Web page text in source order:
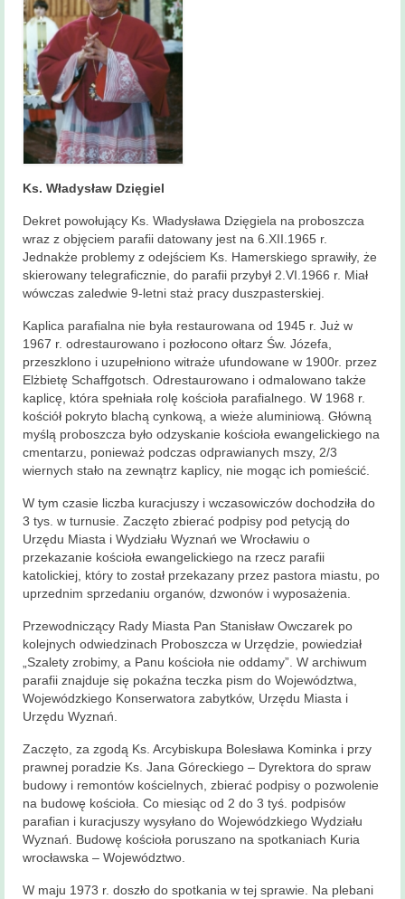
Ks. Władysław Dzięgiel
Dekret powołujący Ks. Władysława Dzięgiela na proboszcza
wraz z objęciem parafii datowany jest na 6.XII.1965 r.
Jednakże problemy z odejściem Ks. Hamerskiego sprawiły, że
skierowany telegraficznie, do parafii przybył 2.VI.1966 r. Miał
wówczas zaledwie 9-letni staż pracy duszpasterskiej.
Kaplica parafialna nie była restaurowana od 1945 r. Już w
1967 r. odrestaurowano i pozłocono ołtarz Św. Józefa,
przeszklono i uzupełniono witraże ufundowane w 1900r. przez
Elżbietę Schaffgotsch. Odrestaurowano i odmalowano także
kaplicę, która spełniała rolę kościoła parafialnego. W 1968 r.
kościół pokryto blachą cynkową, a wieże aluminiową. Główną
myślą proboszcza było odzyskanie kościoła ewangelickiego na
cmentarzu, ponieważ podczas odprawianych mszy, 2/3
wiernych stało na zewnątrz kaplicy, nie mogąc ich pomieścić.
W tym czasie liczba kuracjuszy i wczasowiczów dochodziła do
3 tys. w turnusie. Zaczęto zbierać podpisy pod petycją do
Urzędu Miasta i Wydziału Wyznań we Wrocławiu o
przekazanie kościoła ewangelickiego na rzecz parafii
katolickiej, który to został przekazany przez pastora miastu, po
uprzednim sprzedaniu organów, dzwonów i wyposażenia.
Przewodniczący Rady Miasta Pan Stanisław Owczarek po
kolejnych odwiedzinach Proboszcza w Urzędzie, powiedział
„Szalety zrobimy, a Panu kościoła nie oddamy”. W archiwum
parafii znajduje się pokaźna teczka pism do Województwa,
Wojewódzkiego Konserwatora zabytków, Urzędu Miasta i
Urzędu Wyznań.
Zaczęto, za zgodą Ks. Arcybiskupa Bolesława Kominka i przy
prawnej poradzie Ks. Jana Góreckiego – Dyrektora do spraw
budowy i remontów kościelnych, zbierać podpisy o pozwolenie
na budowę kościoła. Co miesiąc od 2 do 3 tyś. podpisów
parafian i kuracjuszy wysyłano do Wojewódzkiego Wydziału
Wyznań. Budowę kościoła poruszano na spotkaniach Kuria
wrocławska – Województwo.
W maju 1973 r. doszło do spotkania w tej sprawie. Na plebani